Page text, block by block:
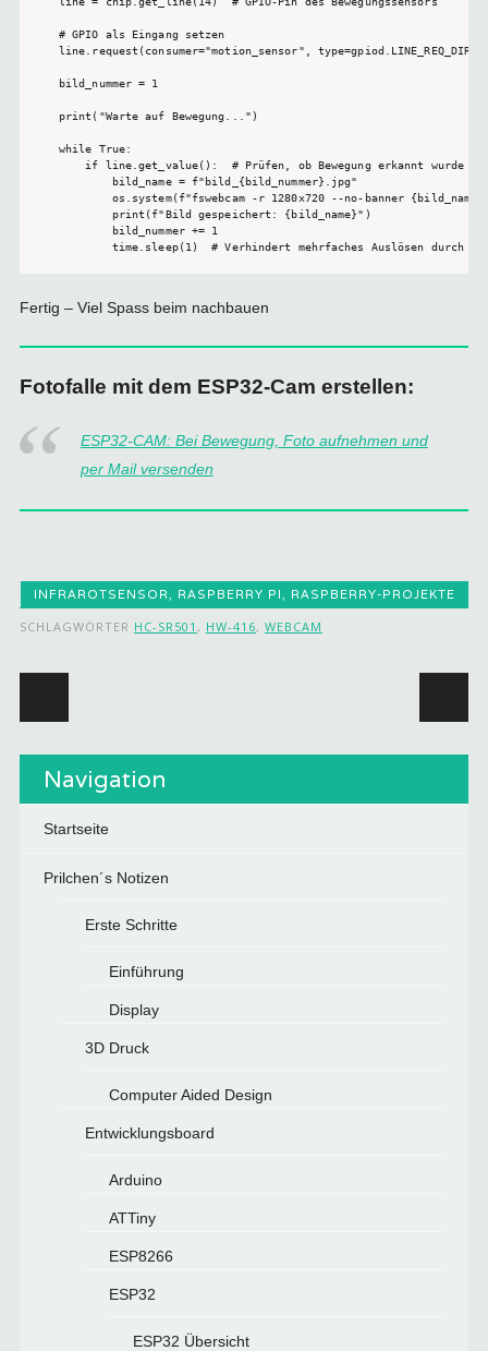
# GPIO als Eingang setzen
line.request(consumer="motion_sensor",
bild_nummer = 1
print("Warte auf Bewegung...")
while True:
    if line.get_value():  # Prüfen, ob Bewegung erkannt wurde
        bild_name = f"bild_{bild_nummer}.jpg"
os.system(f"fswebcam -r 1280x720 --no-banner
        print(f"Bild gespeichert: {bild_name}")
        bild_nummer += 1
Fertig – Viel Spass beim nachbauen
Fotofalle mit dem ESP32-Cam erstellen:
ESP32-CAM: Bei Bewegung, Foto aufnehmen und
per Mail versenden
INFRAROTSENSOR, RASPBERRY PI, RASPBERRY-PROJEKTE
SCHLAGWÖRTER HC-SR501 , HW-416, WEBCAM
Navigation
Startseite
Prilchen´s Notizen
Erste Schritte
Einführung
Display
3D Druck
Computer Aided Design
Entwicklungsboard
Arduino
ATTiny
ESP8266
ESP32
ESP32 Übersicht